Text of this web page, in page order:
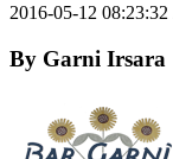
2016-05-12 08:23:32
By Garni Irsara